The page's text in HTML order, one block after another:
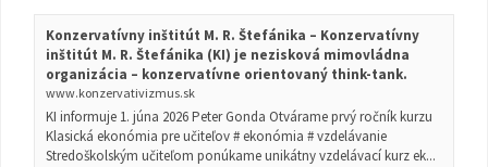
Konzervatívny inštitút M. R. Štefánika – Konzervatívny
inštitút M. R. Štefánika (KI) je nezisková mimovládna
organizácia – konzervatívne orientovaný think-tank.
www.konzervativizmus.sk
KI informuje 1. júna 2026 Peter Gonda Otvárame prvý ročník kurzu
Klasická ekonómia pre učiteľov # ekonómia # vzdelávanie
Stredoškolským učiteľom ponúkame unikátny vzdelávací kurz ek...